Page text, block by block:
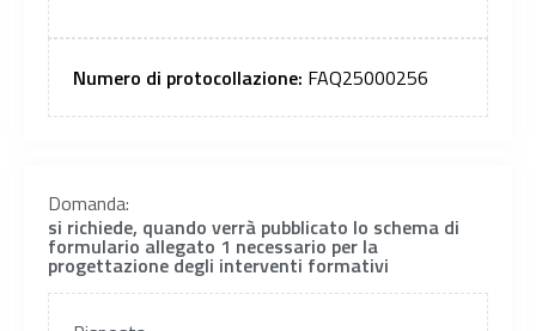
Numero di protocollazione: FAQ25000256
Domanda:
si richiede, quando verrà pubblicato lo schema di
formulario allegato 1 necessario per la
progettazione degli interventi formativi